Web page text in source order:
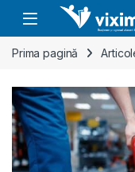
Skip to navigation
Skip to content
Prima pagină